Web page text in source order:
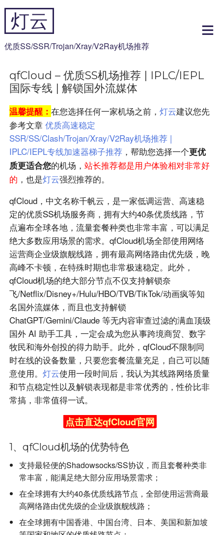
跳
内
容
灯云
优质SS/SSR/Trojan/Xray/V2Ray机场推荐
qfCloud – 优质SS机场推荐 | IPLC/IEPL
国际专线 | 解锁国外流媒体
温馨提醒： 在您选择任何一家机场之前， 灯云建议您先
参考文章 优质高速稳定
SSR/SS/Clash/Trojan/Xray/V2Ray机场推荐 |
IPLC/IEPL专线加速器梯子推荐，帮助您选择一个更优
质更适合您的机场， 站长推荐都是用户体验相对非常好
的 ，也是灯云强烈推荐的。
qfCloud，中文名称千帆云，是一家低调运营、高速稳
定的优质SS机场服务商，拥有大约40条优质线路，节
点遍布全球各地，流量套餐种类也非常丰富，可以满足
绝大多数应用场景的需求。qfCloud机场全部使用网络
运营商企业级旗舰线路，拥有最高网络路由优先级，晚
高峰不卡顿，在特殊时期也非常极速稳定。此外，
qfCloud机场的绝大部分节点不仅支持解锁奈
飞/Netflix/Disney+/Hulu/HBO/TVB/TikTok/动画疯等知
名国外流媒体，而且也支持解锁
ChatGPT/Gemini/Claude 等无内容审查过滤的满血顶级
国外 AI 助手工具，一定会成为您从事跨境商贸、数字
牧民和海外创投的得力助手。此外，qfCloud不限制同
时在线的设备数量，只要您套餐流量充足，自己可以随
意使用。 灯云使用一段时间后，我认为其线路网络质量
和节点稳定性以及解锁表现都是非常优秀的，性价比非
常搞，非常值得一试。
点击直达qfCloud官网
1、qfCloud机场的优势特色
支持最轻便的Shadowsocks/SS协议，而且套餐种类非
常丰富，能满足绝大部分应用场景需求；
在全球拥有大约40条优质线路节点，全部使用运营商最
高网络路由优先级的企业级旗舰线路；
在全球拥有中国香港、中国台湾、日本、美国和新加坡